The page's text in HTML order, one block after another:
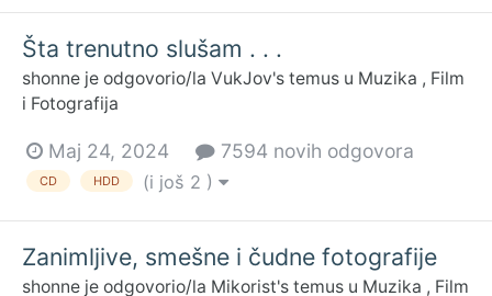
Šta trenutno slušam . . .
shonne je odgovorio/la VukJov's temus u Muzika , Film
i Fotografija
Maj 24, 2024 7594 novih odgovora
CD HDD (i još 2 )
Zanimljive, smešne i čudne fotografije
shonne je odgovorio/la Mikorist's temus u Muzika , Film